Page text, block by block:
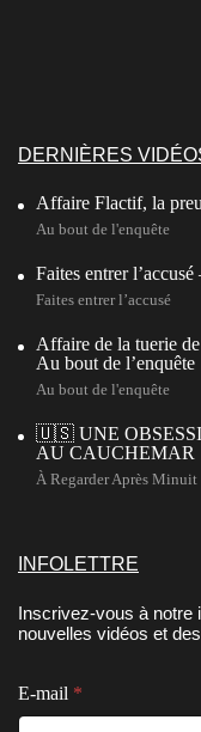
DERNIÈRES
Affaire Flactif, la
Au bout de l'enquête
Faites entrer
Faites entrer l’accusé
Affaire de la tuerie
Au bout de l’enquête
Au bout de l'enquête
🇺🇸 UNE
AU CAUCHEMAR
À Regarder Après Minuit
INFOLETTRE
Inscrivez-vous à notre
nouvelles vidéos et
E
-
E-mail *